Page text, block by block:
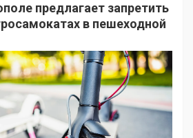
предлагает запретить
в пешеходной